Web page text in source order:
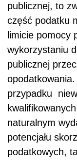
publicznej, to
część podatku
limicie pomocy
wykorzystaniu
publicznej
przypadku
naturalnym
potencjału
podatkowych,